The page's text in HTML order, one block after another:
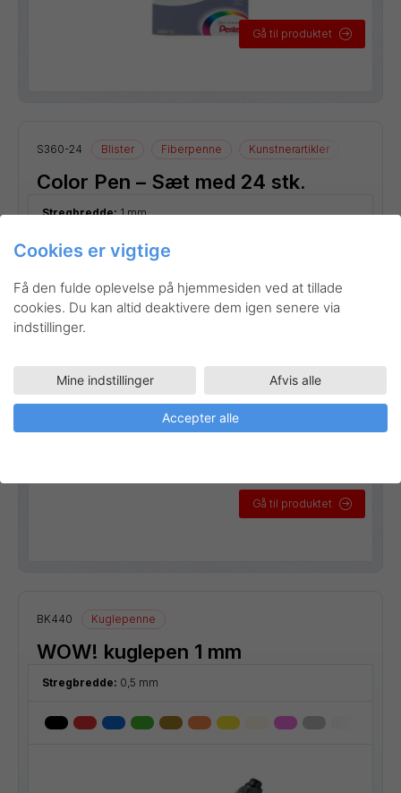
Gå til produktet
S360-24 Blister Fiberpenne Kunstnerartikler
Color Pen – Sæt med 24 stk.
Stregbredde:1 mm
Gå til produktet
BK440 Kuglepenne
WOW! kuglepen 1 mm
Stregbredde: 0,5 mm
Cookies er vigtige
Få den fulde oplevelse på hjemmesiden ved at tillade
cookies. Du kan altid deaktivere dem igen senere via
indstillinger.
Mine indstillinger Afvis alle
Accepter alle